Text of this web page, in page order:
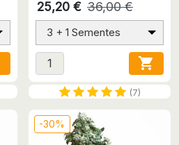
25,20 € 36,00 €
3 + 1 Sementes

(7)
-30%